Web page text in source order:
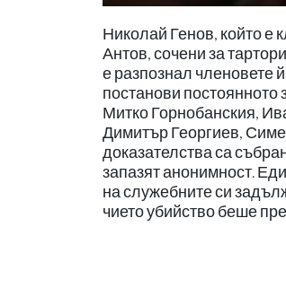
Николай Генов, който е
Антов, сочени за
е разпознал членовете
постанови
Митко Горнобанския,
Димитър Георгиев,
доказателства са
запазят анонимност.
на служебните си
чието убийство беше